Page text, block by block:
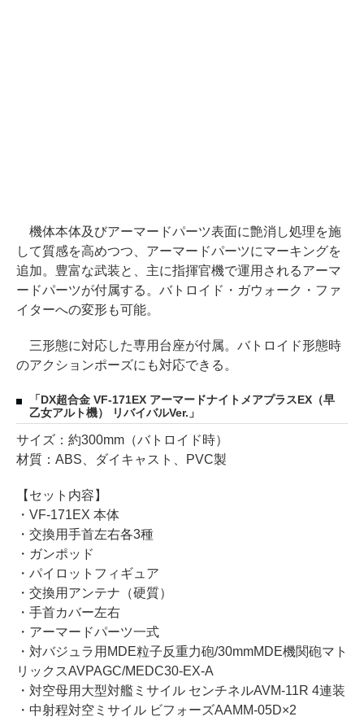
機体本体及びアーマードパーツ表面に艶消し処理を施
して質感を高めつつ、アーマードパーツにマーキングを
追加。豊富な武装と、主に指揮官機で運用されるアーマ
ードパーツが付属する。バトロイド・ガウォーク・ファ
イターへの変形も可能。
三形態に対応した専用台座が付属。バトロイド形態時
のアクションポーズにも対応できる。
「DX超合金 VF-171EX アーマードナイトメアプラスEX（早
乙女アルト機） リバイバルVer.」
サイズ：約300mm（バトロイド時）
材質：ABS、ダイキャスト、PVC製
【セット内容】
・VF-171EX 本体
・交換用手首左右各3種
・ガンポッド
・パイロットフィギュア
・交換用アンテナ（硬質）
・手首カバー左右
・アーマードパーツ一式
・対バジュラ用MDE粒子反重力砲/30mmMDE機関砲マト
リックスAVPAGC/MEDC30-EX-A
・対空母用大型対艦ミサイル センチネルAVM-11R 4連装
・中射程対空ミサイル ビフォーズAAMM-05D×2